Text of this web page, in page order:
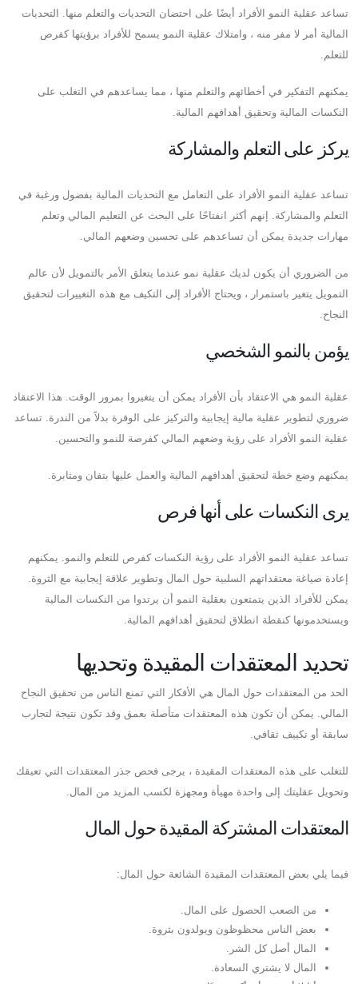
تساعد عقلية النمو الأفراد أيضًا على احتضان التحديات والتعلم منها. التحديات
المالية أمر لا مفر منه ، وامتلاك عقلية النمو يسمح للأفراد برؤيتها كفرص
للتعلم.
يمكنهم التفكير في أخطائهم والتعلم منها ، مما يساعدهم في التغلب على
النكسات المالية وتحقيق أهدافهم المالية.
يركز على التعلم والمشاركة
تساعد عقلية النمو الأفراد على التعامل مع التحديات المالية بفضول ورغبة في
التعلم والمشاركة. إنهم أكثر انفتاحًا على البحث عن التعليم المالي وتعلم
مهارات جديدة يمكن أن تساعدهم على تحسين وضعهم المالي.
من الضروري أن يكون لديك عقلية نمو عندما يتعلق الأمر بالتمويل لأن عالم
التمويل يتغير باستمرار ، ويحتاج الأفراد إلى التكيف مع هذه التغييرات لتحقيق
النجاح.
يؤمن بالنمو الشخصي
عقلية النمو هي الاعتقاد بأن الأفراد يمكن أن يتغيروا بمرور الوقت. هذا الاعتقاد
ضروري لتطوير عقلية مالية إيجابية والتركيز على الوفرة بدلاً من الندرة. تساعد
عقلية النمو الأفراد على رؤية وضعهم المالي كفرصة للنمو والتحسين.
يمكنهم وضع خطة لتحقيق أهدافهم المالية والعمل عليها بتفان ومثابرة.
يرى النكسات على أنها فرص
تساعد عقلية النمو الأفراد على رؤية النكسات كفرص للتعلم والنمو. يمكنهم
إعادة صياغة معتقداتهم السلبية حول المال وتطوير علاقة إيجابية مع الثروة.
يمكن للأفراد الذين يتمتعون بعقلية النمو أن يرتدوا من النكسات المالية
ويستخدمونها كنقطة انطلاق لتحقيق أهدافهم المالية.
تحديد المعتقدات المقيدة وتحديها
الحد من المعتقدات حول المال هي الأفكار التي تمنع الناس من تحقيق النجاح
المالي. يمكن أن تكون هذه المعتقدات متأصلة بعمق وقد تكون نتيجة لتجارب
سابقة أو تكييف ثقافي.
للتغلب على هذه المعتقدات المقيدة ، يرجى فحص جذر المعتقدات التي تعيقك
وتحويل عقليتك إلى واحدة مهيأة ومجهزة لكسب المزيد من المال.
المعتقدات المشتركة المقيدة حول المال
فيما يلي بعض المعتقدات المقيدة الشائعة حول المال:
من الصعب الحصول على المال.
بعض الناس محظوظون ويولدون بثروة.
المال أصل كل الشر.
المال لا يشتري السعادة.